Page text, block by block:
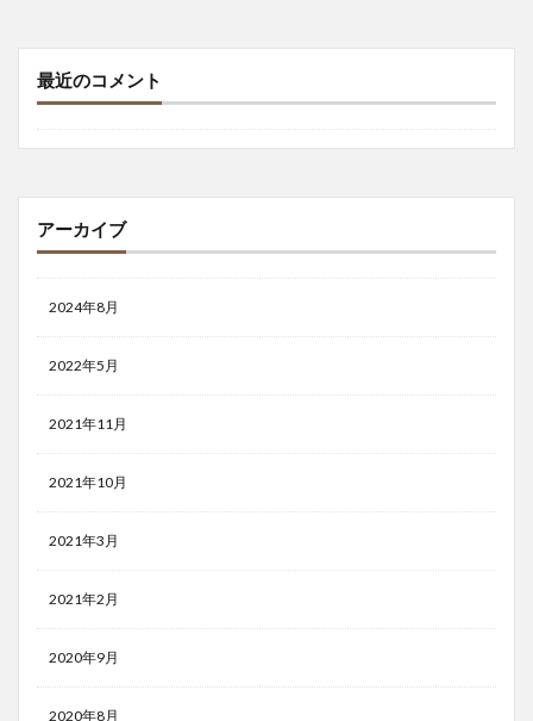
最近のコメント
アーカイブ
2024年8月
2022年5月
2021年11月
2021年10月
2021年3月
2021年2月
2020年9月
2020年8月